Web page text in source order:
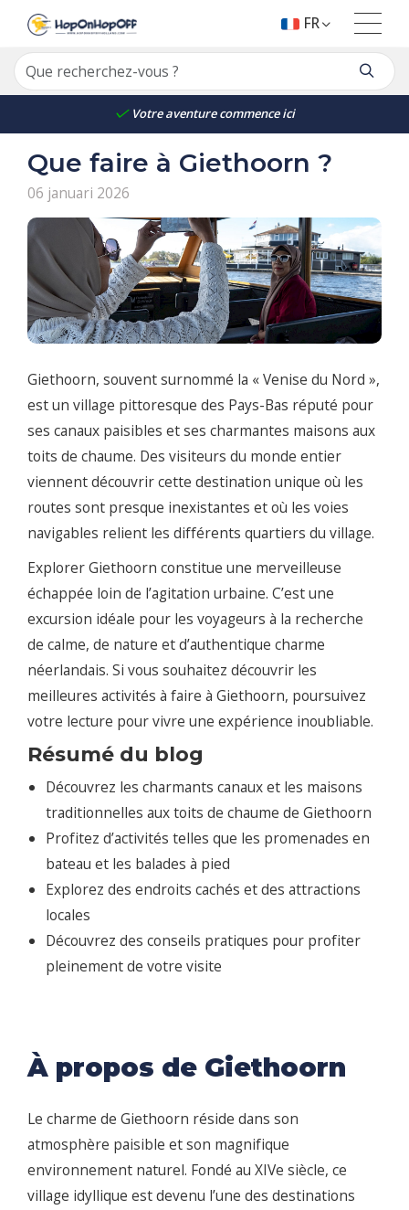
Votre aventure commence ici
FR
Que faire à Giethoorn ?
06 januari 2026
Giethoorn, souvent surnommé la « Venise du Nord »,
est un village pittoresque des Pays-Bas réputé pour
ses canaux paisibles et ses charmantes maisons aux
toits de chaume. Des visiteurs du monde entier
viennent découvrir cette destination unique où les
routes sont presque inexistantes et où les voies
navigables relient les différents quartiers du village.
Explorer Giethoorn constitue une merveilleuse
échappée loin de l’agitation urbaine. C’est une
excursion idéale pour les voyageurs à la recherche
de calme, de nature et d’authentique charme
néerlandais. Si vous souhaitez découvrir les
meilleures activités à faire à Giethoorn, poursuivez
votre lecture pour vivre une expérience inoubliable.
Résumé du blog
Découvrez les charmants canaux et les maisons
traditionnelles aux toits de chaume de Giethoorn
Profitez d’activités telles que les promenades en
bateau et les balades à pied
Explorez des endroits cachés et des attractions
locales
Découvrez des conseils pratiques pour profiter
pleinement de votre visite
À propos de Giethoorn
Le charme de Giethoorn réside dans son
atmosphère paisible et son magnifique
environnement naturel. Fondé au XIVe siècle, ce
village idyllique est devenu l’une des destinations